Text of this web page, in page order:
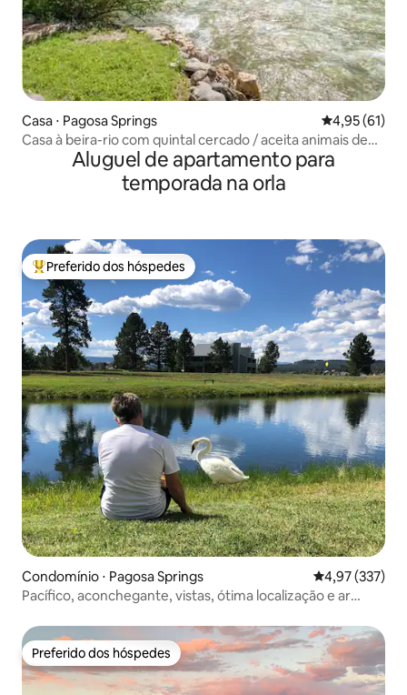
Casa ⋅ Pagosa Springs 4,95 de uma
4,95 (61)
Casa à beira-rio com quintal cercado / aceita animais de
estimaçãoAluguel de apartamento para
temporada na orla
Entre os melhores preferidos dos hóspedes
Preferido dos hóspedes
Condomínio ⋅ Pagosa Springs 4,97 de uma
4,97 (337)
Pacífico, aconchegante, vistas, ótima localização e ar
Preferido dos hóspedes
Preferido dos hóspedes